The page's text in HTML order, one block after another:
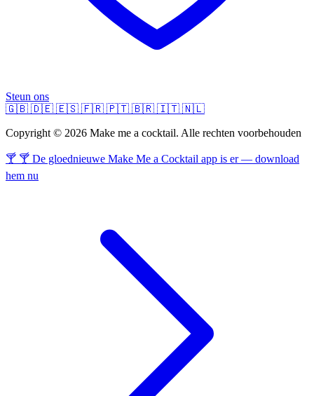
Steun ons
🇬🇧 🇩🇪 🇪🇸 🇫🇷 🇵🇹 🇧🇷 🇮🇹 🇳🇱
Copyright © 2026 Make me a cocktail. Alle rechten voorbehouden
🍸 🍸 De gloednieuwe Make Me a Cocktail app is er — download
hem nu